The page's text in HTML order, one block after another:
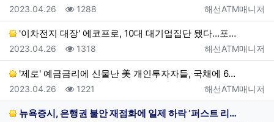
등록자
해선ATM매니저
등록일
2023.04.26 조회
1288
'이차전지 대장' 에코프로, 10대 대기업집단 됐다…포…
등록자
해선ATM매니저
등록일
2023.04.26 조회
1318
'제로' 예금금리에 신물난 美 개인투자자들, 국채에 6…
등록자
해선ATM매니저
등록일
2023.04.26 조회
1221
뉴욕증시, 은행권 불안 재점화에 일제 하락 ‘퍼스트 리…